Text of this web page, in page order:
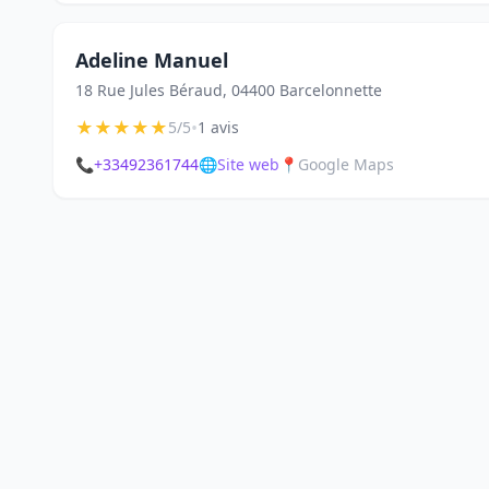
Adeline Manuel
18 Rue Jules Béraud, 04400 Barcelonnette
★★★★★5/5•1 avis
📞+33492361744🌐Site web 📍 Google Maps